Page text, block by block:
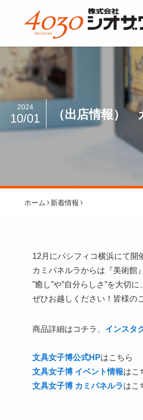
（出店情報）
2024
10/01
ホーム 新着情報
12月にパシフィコ横浜にて開
カミパネルラからは『美術館
”癒し”や”自分らしさ”を大切
ぜひお越しください！皆様の
商品詳細はコチラ、 インスタ
文具女子博公式HPはこちら
文具女子博 イベント情報はこ
文具女子博 カミパネルラはこ